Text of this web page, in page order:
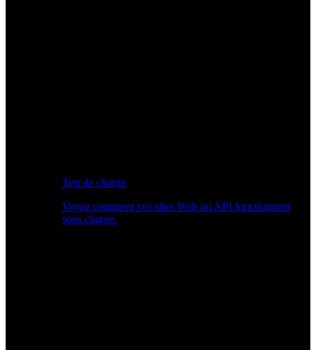
Test de charge
Voyez comment vos sites Web ou API fonctionnent
sous charge.